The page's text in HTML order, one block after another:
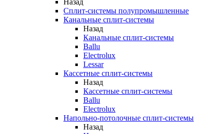
Назад
Сплит-системы полупромышленные
Канальные сплит-системы
Назад
Канальные сплит-системы
Ballu
Electrolux
Lessar
Кассетные сплит-системы
Назад
Кассетные сплит-системы
Ballu
Electrolux
Напольно-потолочные сплит-системы
Назад